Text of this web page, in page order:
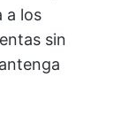
a los
sin